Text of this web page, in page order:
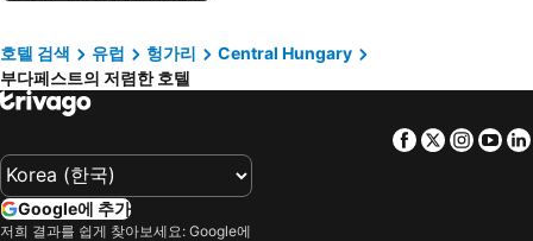
시티 호텔 유니오
ibis Budapest Centrum
프레스티지 호텔 부다페스트
IntercityHotel Budapest
클레벨슈베르그 커슈테이
콘티넨털 호텔 부다페스트
Up Hotel Budapest
Dean's College Hotel
유로스타스 부다페스트 센터
호텔 검색 유럽 헝가리
Central Hungary
부다페스트의 저렴한 호텔
Facebook
Twitter
Google에 추가
저희 결과를 쉽게 찾아보세요: Google에